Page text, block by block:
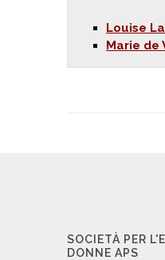
Louise
Marie de
SOCIETÀ PER
DONNE APS